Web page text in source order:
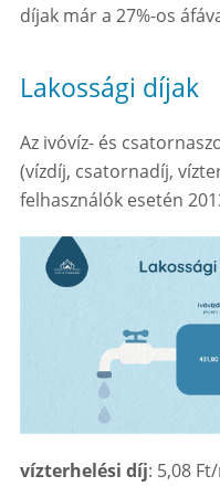
díjak már a 27%-os
Lakossági díjak
Az ivóvíz- és
(vízdíj, csatornadíj,
felhasználók esetén
vízterhelési díj: 5,08